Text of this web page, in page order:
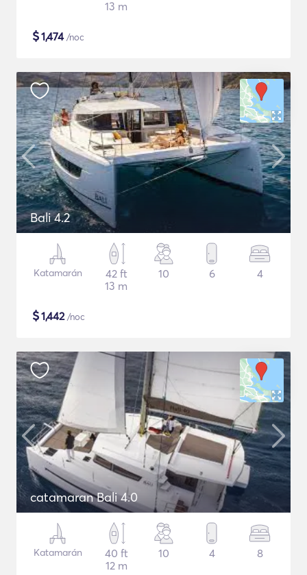
13 m
$1,474/noc
Bali 4.2
Katamarán
42 ft
13 m
10 6 4
$1,442/noc
catamaran Bali 4.0
Katamarán
40 ft
12 m
10 4 8